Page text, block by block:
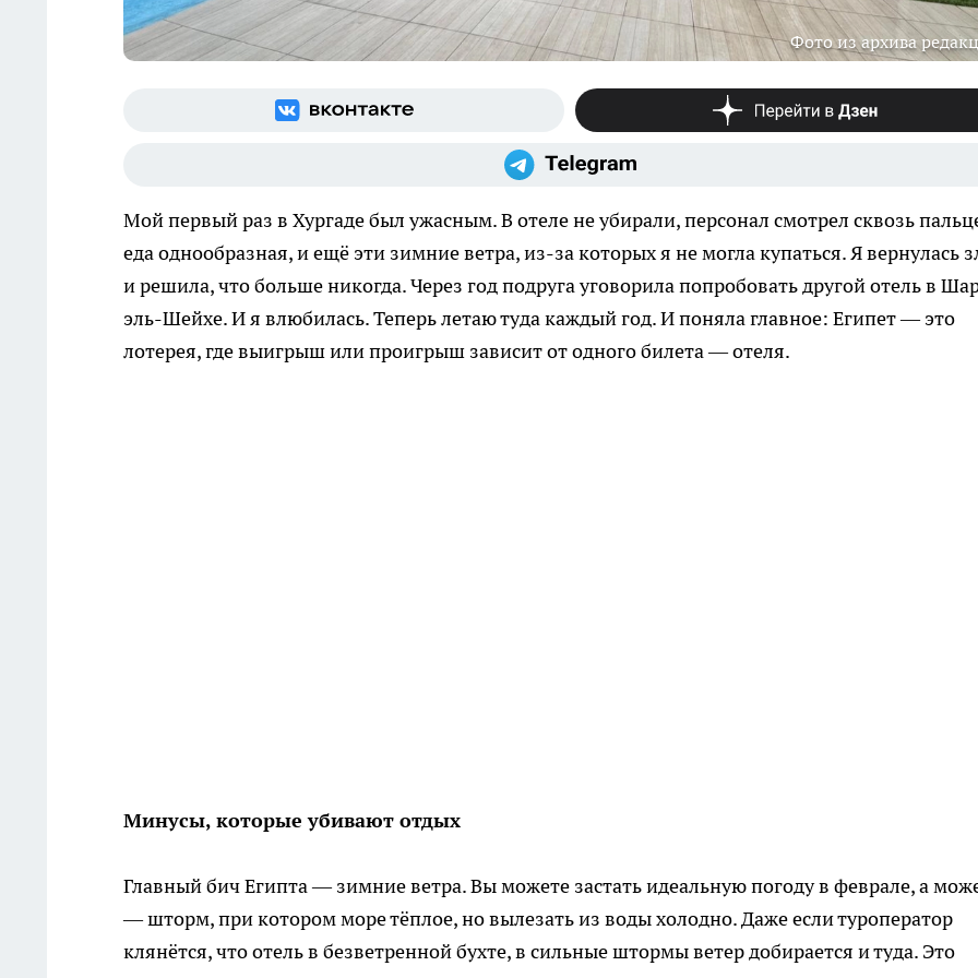
Фото из архива
Мой первый раз в Хургаде был ужасным. В отеле не убирали, персонал смотрел сквозь
еда однообразная, и ещё эти зимние ветра, из-за которых я не могла купаться. Я вернулась
и решила, что больше никогда. Через год подруга уговорила попробовать другой отель в
эль-Шейхе. И я влюбилась. Теперь летаю туда каждый год. И поняла главное: Египет — это
лотерея, где выигрыш или проигрыш зависит от одного билета — отеля.
Минусы, которые убивают отдых
Главный бич Египта — зимние ветра. Вы можете застать идеальную погоду в феврале, а
— шторм, при котором море тёплое, но вылезать из воды холодно. Даже если туроператор
клянётся, что отель в безветренной бухте, в сильные штормы ветер добирается и туда. Это